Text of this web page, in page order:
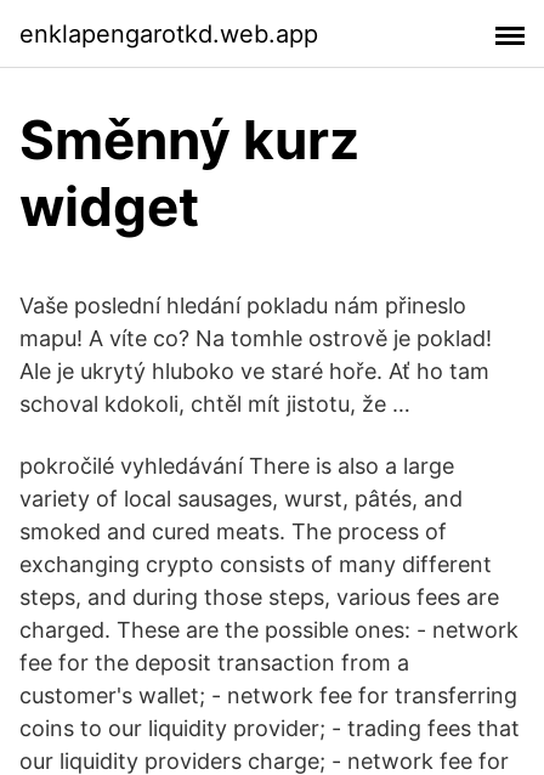
enklapengarotkd.web.app
Směnný kurz
widget
Vaše poslední hledání pokladu nám přineslo
mapu! A víte co? Na tomhle ostrově je poklad!
Ale je ukrytý hluboko ve staré hoře. Ať ho tam
schoval kdokoli, chtěl mít jistotu, že …
pokročilé vyhledávání There is also a large
variety of local sausages, wurst, pâtés, and
smoked and cured meats. The process of
exchanging crypto consists of many different
steps, and during those steps, various fees are
charged. These are the possible ones: - network
fee for the deposit transaction from a
customer's wallet; - network fee for transferring
coins to our liquidity provider; - trading fees that
our liquidity providers charge; - network fee for